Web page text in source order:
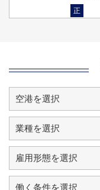
正